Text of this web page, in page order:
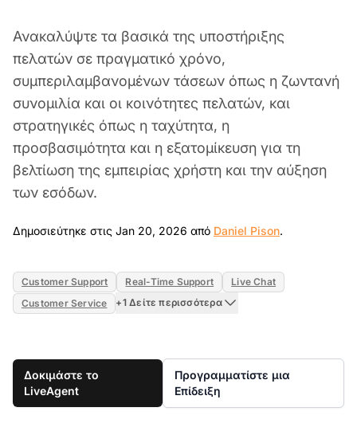
Ανακαλύψτε τα βασικά της υποστήριξης
πελατών σε πραγματικό χρόνο,
συμπεριλαμβανομένων τάσεων όπως η ζωντανή
συνομιλία και οι κοινότητες πελατών, και
στρατηγικές όπως η ταχύτητα, η
προσβασιμότητα και η εξατομίκευση για τη
βελτίωση της εμπειρίας χρήστη και την αύξηση
των εσόδων.
Δημοσιεύτηκε στις Jan 20, 2026 από Daniel Pison.
Customer Support Real-Time Support
Live Chat
Customer Service
+1 Δείτε περισσότερα
Δοκιμάστε το
LiveAgent
Προγραμματίστε μια
Επίδειξη